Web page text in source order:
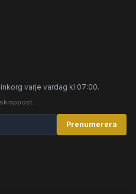
varje vardag kl 07:00.
Prenumerera